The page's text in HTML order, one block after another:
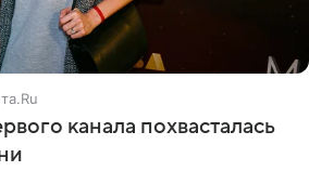
канала похвасталась